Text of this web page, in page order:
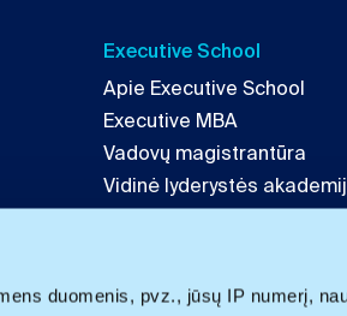
duomenis, pvz., jūsų IP numerį,
Executive School
Apie Executive School
Executive MBA
Vadovų magistrantūra
Vidinė lyderystės